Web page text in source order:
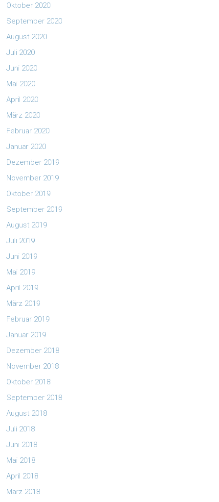
Oktober 2020
September 2020
August 2020
Juli 2020
Juni 2020
Mai 2020
April 2020
März 2020
Februar 2020
Januar 2020
Dezember 2019
November 2019
Oktober 2019
September 2019
August 2019
Juli 2019
Juni 2019
Mai 2019
April 2019
März 2019
Februar 2019
Januar 2019
Dezember 2018
November 2018
Oktober 2018
September 2018
August 2018
Juli 2018
Juni 2018
Mai 2018
April 2018
März 2018